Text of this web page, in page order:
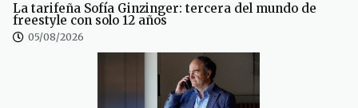
La tarifeña Sofía Ginzinger: tercera del mundo de
freestyle con solo 12 años
05/08/2026